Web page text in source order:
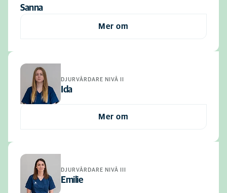
Sanna
Mer om
DJURVÅRDARE NIVÅ II
Ida
Mer om
DJURVÅRDARE NIVÅ III
Emilie